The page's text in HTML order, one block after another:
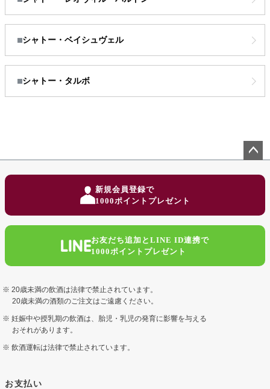
シャトー・ベイシュヴェル
シャトー・タルボ
新規会員登録で
1000ポイントプレゼント
お友だち追加とLINE ID連携で
1000ポイントプレゼント
20歳未満の飲酒は法律で禁止されています。
20歳未満の酒類のご注文はご遠慮ください。
妊娠中や授乳期の飲酒は、胎児・乳児の発育に影響を与える
おそれがあります。
飲酒運転は法律で禁止されています。
お支払い